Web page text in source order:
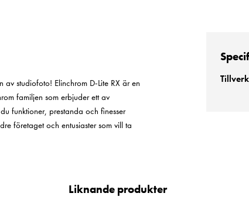
av studiofoto! Elinchrom D-Lite RX är en
familjen som erbjuder ett av
funktioner, prestanda och finesser
företaget och entusiaster som vill ta
Liknande produkter